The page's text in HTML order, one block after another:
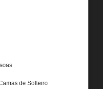
de Solteiro